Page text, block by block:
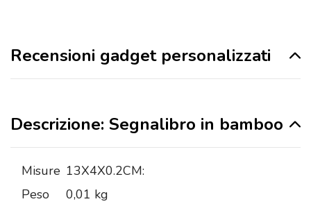
Recensioni gadget personalizzati
Descrizione: Segnalibro in bamboo
Misure 13X4X0.2CM:
Peso
0,01 kg